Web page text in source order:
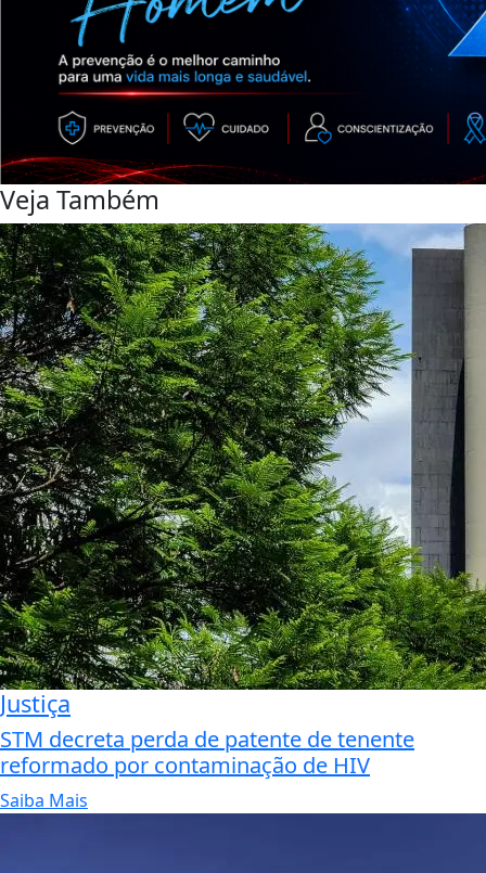
Veja Também
Justiça
STM decreta perda de patente de tenente
reformado por contaminação de HIV
Saiba Mais